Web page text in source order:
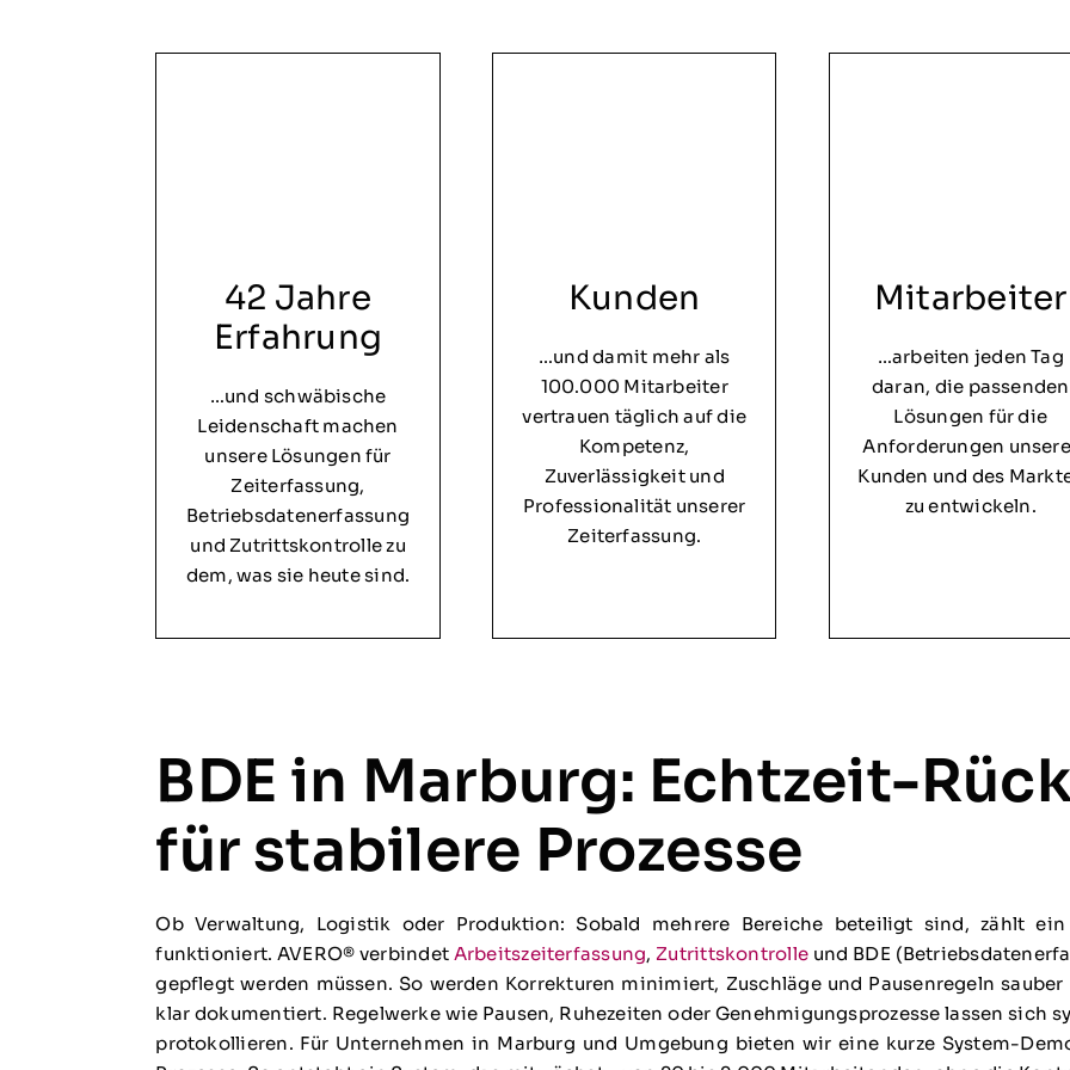
42 Jahre
Erfahrung
…und schwäbische
Leidenschaft machen
unsere Lösungen für
Zeiterfassung,
Betriebsdatenerfassung
und Zutrittskontrolle zu
dem, was sie heute sind.
Kunden
…und damit mehr als
100.000 Mitarbeiter
vertrauen täglich auf die
Kompetenz,
Zuverlässigkeit und
Professionalität unserer
Zeiterfassung.
Mitarbeiter
…arbeiten jeden Tag
daran, die passenden
Lösungen für die
Anforderungen
Kunden und des
zu entwickeln.
BDE in Marburg: Echtzeit-
für stabilere Prozesse
Ob Verwaltung, Logistik oder Produktion: Sobald mehrere Bereiche beteiligt sind, zählt
funktioniert. AVERO® verbindet Arbeitszeiterfassung, Zutrittskontrolle und BDE
gepflegt werden müssen. So werden Korrekturen minimiert, Zuschläge und Pausenregeln
klar dokumentiert. Regelwerke wie Pausen, Ruhezeiten oder Genehmigungsprozesse lassen sich
protokollieren. Für Unternehmen in Marburg und Umgebung bieten wir eine kurze System-